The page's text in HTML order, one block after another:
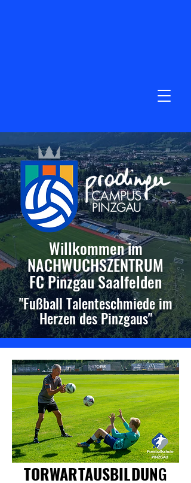
Willkommen im
NACHWUCHSZENTRUM
FC Pinzgau Saalfelden
"Fußball Talenteschmiede im
Herzen des Pinzgaus"
TORWARTAUSBILDUNG